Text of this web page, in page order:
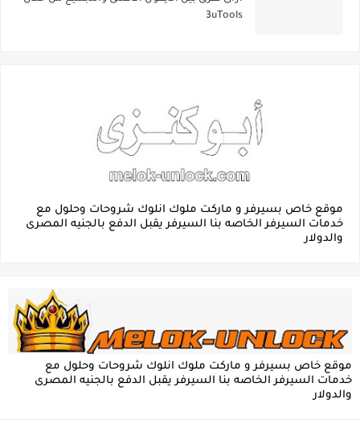
3uTools
موقع خاص بسيرفر و ماركت ملوك انلوك شروحات وحلول مع
خدمات السيرفر الخاصه بنا السيرفر يقبل الدفع بالجنيه المصرى
والدولار
موقع خاص بسيرفر و ماركت ملوك انلوك شروحات وحلول مع
خدمات السيرفر الخاصه بنا السيرفر يقبل الدفع بالجنيه المصرى
والدولار